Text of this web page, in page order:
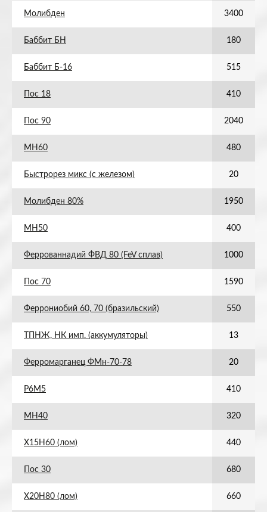
Молибден 3400
Баббит БН 180
Баббит Б-16 515
Пос 18 410
Пос 90 2040
МН60 480
Быстрорез микс (с железом) 20
Молибден 80% 1950
МН50 400
Феррованнадий ФВД 80 (FeV сплав) 1000
Пос 70 1590
Феррониобий 60, 70 (бразильский) 550
ТПНЖ, НК имп. (аккумуляторы) 13
Ферромарганец ФМн-70-78 20
Р6М5 410
МН40 320
Х15Н60 (лом) 440
Пос 30 680
Х20Н80 (лом) 660